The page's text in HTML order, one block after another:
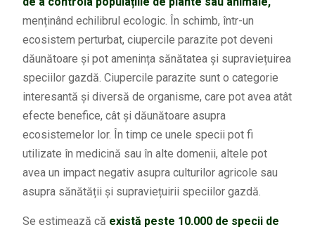
menținând echilibrul ecologic. În schimb, într-un
ecosistem perturbat, ciupercile parazite pot deveni
dăunătoare și pot amenința sănătatea și supraviețuirea
speciilor gazdă. Ciupercile parazite sunt o categorie
interesantă și diversă de organisme, care pot avea atât
efecte benefice, cât și dăunătoare asupra
ecosistemelor lor. În timp ce unele specii pot fi
utilizate în medicină sau în alte domenii, altele pot
avea un impact negativ asupra culturilor agricole sau
asupra sănătății și supraviețuirii speciilor gazdă.
Se estimează că există peste 10.000 de specii de